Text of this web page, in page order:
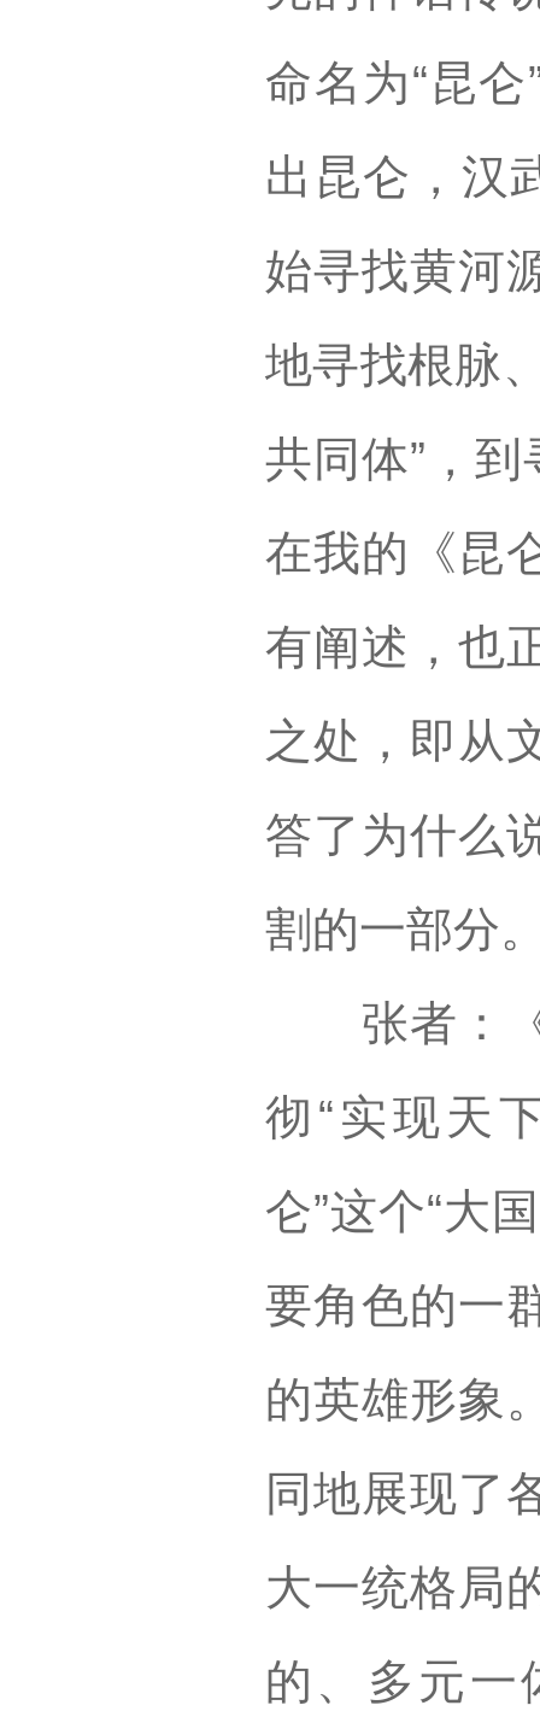
命名为“昆
出昆仑，汉
始寻找黄河
地寻找根脉
共同体”，到
在我的《昆
有阐述，也
之处，即从
答了为什么
割的一部分
张者：《
彻“实现天
仑”这个“大
要角色的一
的英雄形象
同地展现了
大一统格局
的、多元一